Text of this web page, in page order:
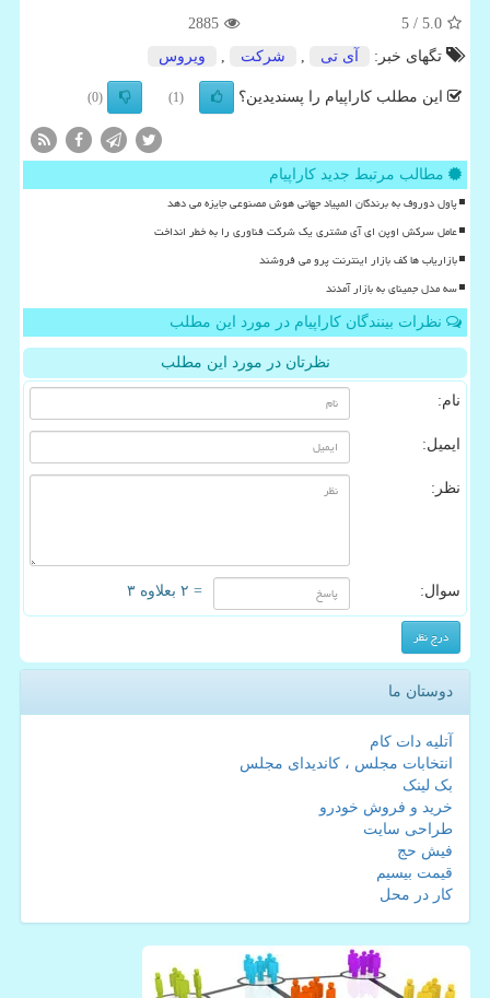
5.0
/ 5
2885
تگهای خبر:
آی تی شركت ویروس
این مطلب کاراپیام را پسندیدین؟ (1)
(0)
مطالب مرتبط جدید کاراپیام
پاول دوروف به برندگان المپیاد جهانی هوش مصنوعی جایزه می دهد
عامل سرکش اوپن ای آی مشتری یک شرکت فناوری را به خطر انداخت
بازاریاب ها کف بازار اینترنت پرو می فروشند
سه مدل جمینای به بازار آمدند
نظرات بینندگان کاراپیام در مورد این مطلب
نظرتان در مورد این مطلب
نام:
ایمیل:
نظر:
سوال: = ۲ بعلاوه ۳
دوستان ما
آتلیه دات کام
انتخابات مجلس ، کاندیدای مجلس
بک لینک
خرید و فروش خودرو
طراحی سایت
فیش حج
قیمت بیسیم
کار در محل